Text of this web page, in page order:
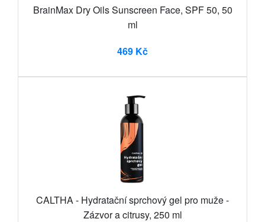
BrainMax Dry Oils Sunscreen Face, SPF 50, 50
ml
469 Kč
CALTHA - Hydratační sprchový gel pro muže -
Zázvor a citrusy, 250 ml